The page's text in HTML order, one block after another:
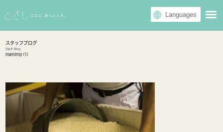
スタッフブログ
Staff Blog
mainimg (1)